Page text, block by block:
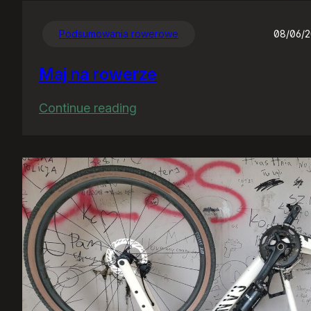
Podsumowania rowerowe 08/06/
Maj na rowerze
Continue reading
rowerze